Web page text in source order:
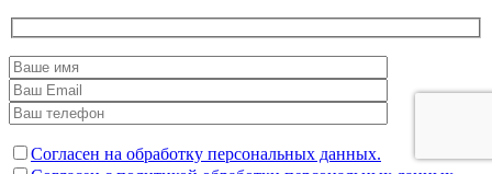
Согласен на обработку персональных данных.